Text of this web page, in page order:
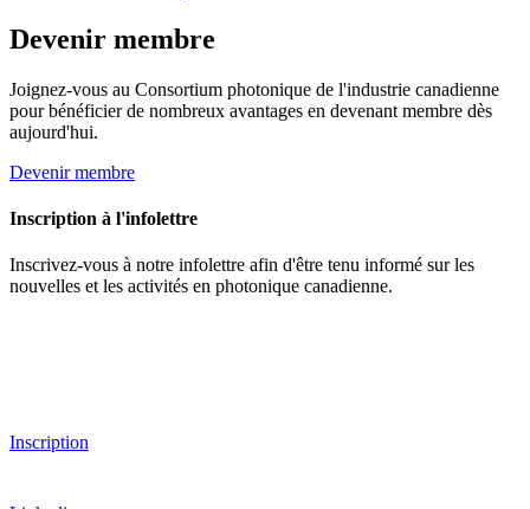
Devenir membre
Joignez-vous au Consortium photonique de l'industrie canadienne
pour bénéficier de nombreux avantages en devenant membre dès
aujourd'hui.
Devenir membre
Inscription à l'infolettre
Inscrivez-vous à notre infolettre afin d'être tenu informé sur les
nouvelles et les activités en photonique canadienne.
Inscription